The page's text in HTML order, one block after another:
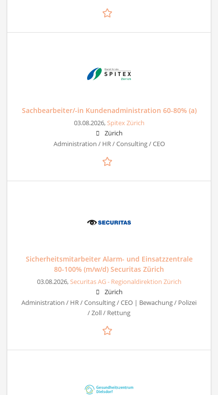
Sachbearbeiter/-in Kundenadministration 60-80% (a)
03.08.2026,Spitex Zürich
Zürich
Administration / HR / Consulting / CEO
Sicherheitsmitarbeiter Alarm- und Einsatzzentrale
80-100% (m/w/d) Securitas Zürich
03.08.2026,Securitas AG - Regionaldirektion Zürich
Zürich
Administration / HR / Consulting / CEO | Bewachung / Polizei
/ Zoll / Rettung